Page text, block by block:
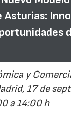
Asturias:
y
17 de
a 14:00 h